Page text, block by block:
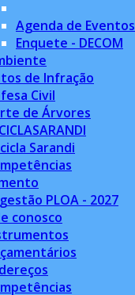
Agenda de Eventos
Enquete - DECOM
de Infração
Civil
de Árvores
Sarandi
PLOA - 2027
conosco